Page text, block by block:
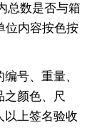
总数是否与箱
位内容按色按
号、重量、
之颜色、尺
以上签名验收